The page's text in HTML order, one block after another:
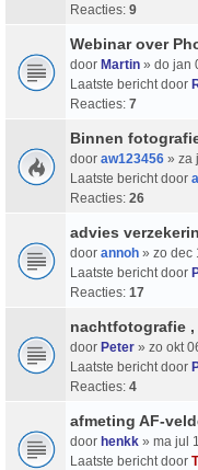
Reacties: 9
Webinar over
door Martin » do jan
Laatste bericht door
Reacties: 7
Binnen
door aw123456 » za
Laatste bericht door
Reacties: 26
advies
door annoh » zo dec
Laatste bericht door
Reacties: 17
nachtfotografie
door Peter » zo okt
Laatste bericht door
Reacties: 4
afmeting AF-
door henkk » ma jul
Laatste bericht door